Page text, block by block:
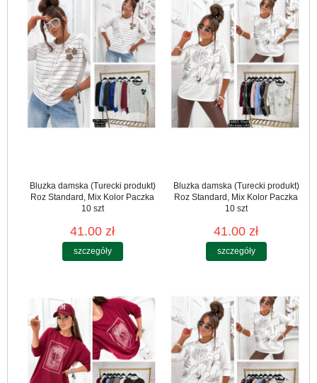
Bluzka damska (Turecki produkt)
Roz Standard, Mix Kolor Paczka
10 szt
41.00 zł
szczegóły
Bluzka damska (Turecki produkt)
Roz Standard, Mix Kolor Paczka
10 szt
41.00 zł
szczegóły